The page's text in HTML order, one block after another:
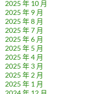
2025 年 10 月
2025 年 9 月
2025 年 8 月
2025 年 7 月
2025 年 6 月
2025 年 5 月
2025 年 4 月
2025 年 3 月
2025 年 2 月
2025 年 1 月